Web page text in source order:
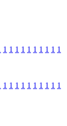
1 1 1 1 1 1 1 1 1 1
1 1 1 1 1 1 1 1 1 1